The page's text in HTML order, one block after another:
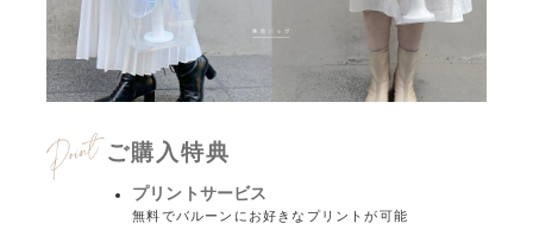
ご購入特典
プリントサービス
無料でバルーンにお好きなプリントが可能